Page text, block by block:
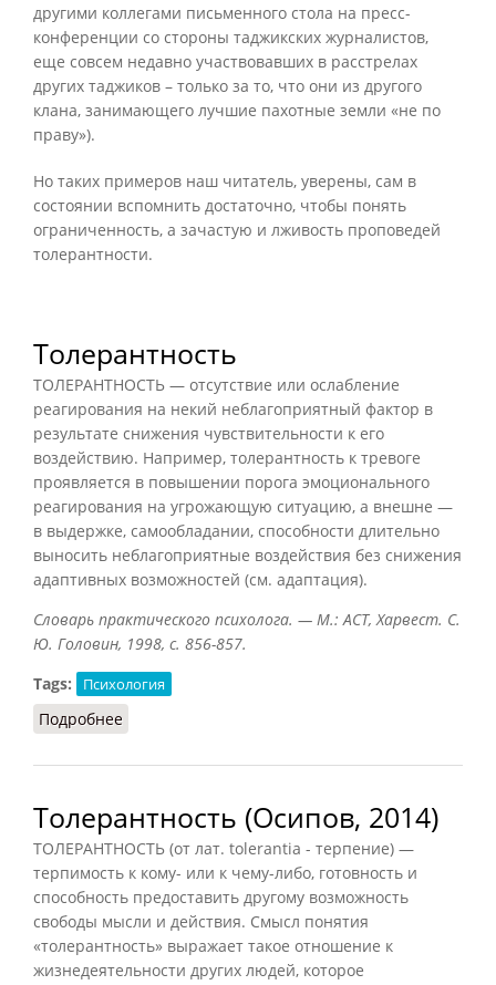
другими коллегами письменного стола на пресс-
конференции со стороны таджикских журналистов,
еще совсем недавно участвовавших в расстрелах
других таджиков – только за то, что они из другого
клана, занимающего лучшие пахотные земли «не по
праву»).
Но таких примеров наш читатель, уверены, сам в
состоянии вспомнить достаточно, чтобы понять
ограниченность, а зачастую и лживость проповедей
толерантности.
Толерантность
ТОЛЕРАНТНОСТЬ — отсутствие или ослабление
реагирования на некий неблагоприятный фактор в
результате снижения чувствительности к его
воздействию. Например, толерантность к тревоге
проявляется в повышении порога эмоционального
реагирования на угрожающую ситуацию, а внешне —
в выдержке, самообладании, способности длительно
выносить неблагоприятные воздействия без снижения
адаптивных возможностей (см. адаптация).
Словарь практического психолога. — М.: АСТ, Харвест. С.
Ю. Головин, 1998, с. 856-857.
Tags:
Психология
Подробнее
Толерантность (Осипов, 2014)
ТОЛЕРАНТНОСТЬ (от лат. tolerantia - терпение) —
терпимость к кому- или к чему-либо, готовность и
способность предоставить другому возможность
свободы мысли и действия. Смысл понятия
«толерантность» выражает такое отношение к
жизнедеятельности других людей, которое